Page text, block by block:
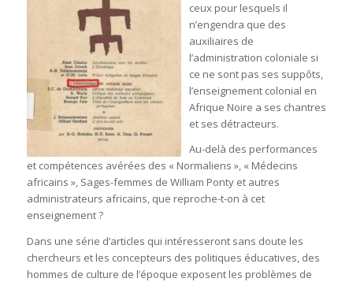
ceux pour lesquels il
n’engendra que des
auxiliaires de
l’administration coloniale si
ce ne sont pas ses suppôts,
l’enseignement colonial en
Afrique Noire a ses chantres
et ses détracteurs.
Au-delà des performances
et compétences avérées des « Normaliens », « Médecins
africains », Sages-femmes de William Ponty et autres
administrateurs africains, que reproche-t-on à cet
enseignement ?
Dans une série d’articles qui intéresseront sans doute les
chercheurs et les concepteurs des politiques éducatives, des
hommes de culture de l’époque exposent les problèmes de